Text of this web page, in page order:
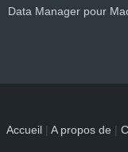
Data Manager pour
Accueil |A propos de |